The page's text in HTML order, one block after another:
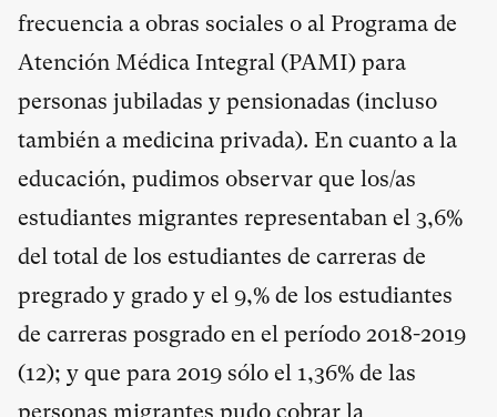
frecuencia a obras sociales o al Programa de
Atención Médica Integral (PAMI) para
personas jubiladas y pensionadas (incluso
también a medicina privada). En cuanto a la
educación, pudimos observar que los/as
estudiantes migrantes representaban el 3,6%
del total de los estudiantes de carreras de
pregrado y grado y el 9,% de los estudiantes
de carreras posgrado en el período 2018-2019
(12); y que para 2019 sólo el 1,36% de las